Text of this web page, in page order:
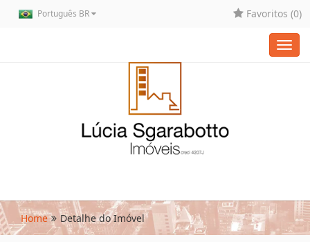
Português BR Favoritos (0)
Home Detalhe do Imóvel